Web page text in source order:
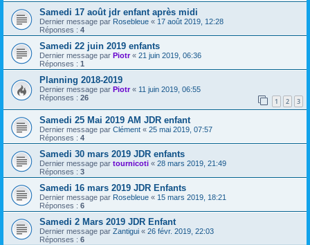
Samedi 17 août jdr enfant après midi
Dernier message par Rosebleue « 17 août 2019, 12:28
Réponses : 4
Samedi 22 juin 2019 enfants
Dernier message par Piotr« 21 juin 2019, 06:36
Réponses : 1
Planning 2018-2019
Dernier message par Piotr« 11 juin 2019, 06:55
Réponses : 26 1 2 3
Samedi 25 Mai 2019 AM JDR enfant
Dernier message par Clément « 25 mai 2019, 07:57
Réponses : 4
Samedi 30 mars 2019 JDR enfants
Dernier message par tournicoti « 28 mars 2019, 21:49
Réponses : 3
Samedi 16 mars 2019 JDR Enfants
Dernier message par Rosebleue « 15 mars 2019, 18:21
Réponses : 6
Samedi 2 Mars 2019 JDR Enfant
Dernier message par Zantigui « 26 févr. 2019, 22:03
Réponses : 6